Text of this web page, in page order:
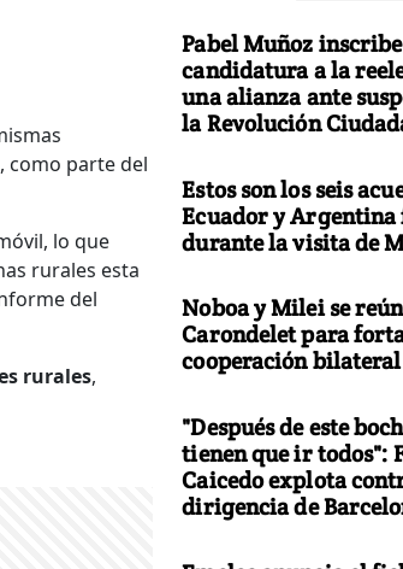
como parte del
lo que
rurales esta
del
rurales,
Pabel Muñoz
candidatura a la
una alianza ante
la Revolución
Estos son los seis
Ecuador y
durante la visita de
Noboa y Milei se
Carondelet para
cooperación bilateral
"Después de este
tienen que ir todos":
Caicedo explota
dirigencia de